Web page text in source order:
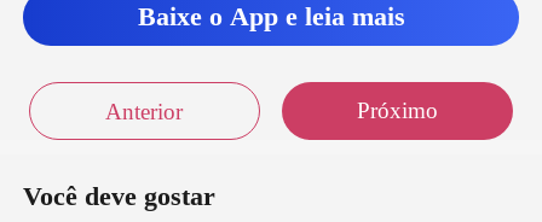
Baixe o App e leia mais
Anterior Próximo
Você deve gostar